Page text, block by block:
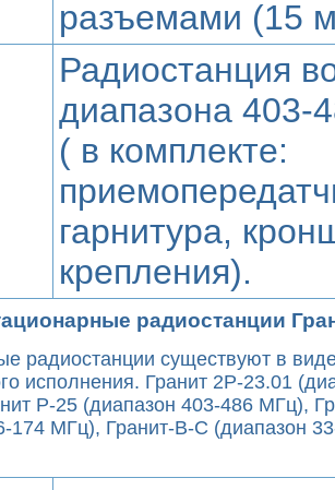
разъемами (15
Радиостанция
диапазона 403-
( в комплекте:
гарнитура,
крепления).
радиостанции
радиостанции существуют в
исполнения. Гранит 2Р-23.01
Р-25 (диапазон 403-486 МГц),
174 МГц), Гранит-В-С (диапазон